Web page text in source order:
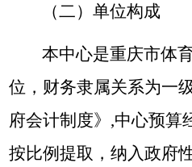
（二）单位构成
本中心是重庆市体
位，财务隶属关系为一
府会计制度》,中心预算
按比例提取，纳入政府